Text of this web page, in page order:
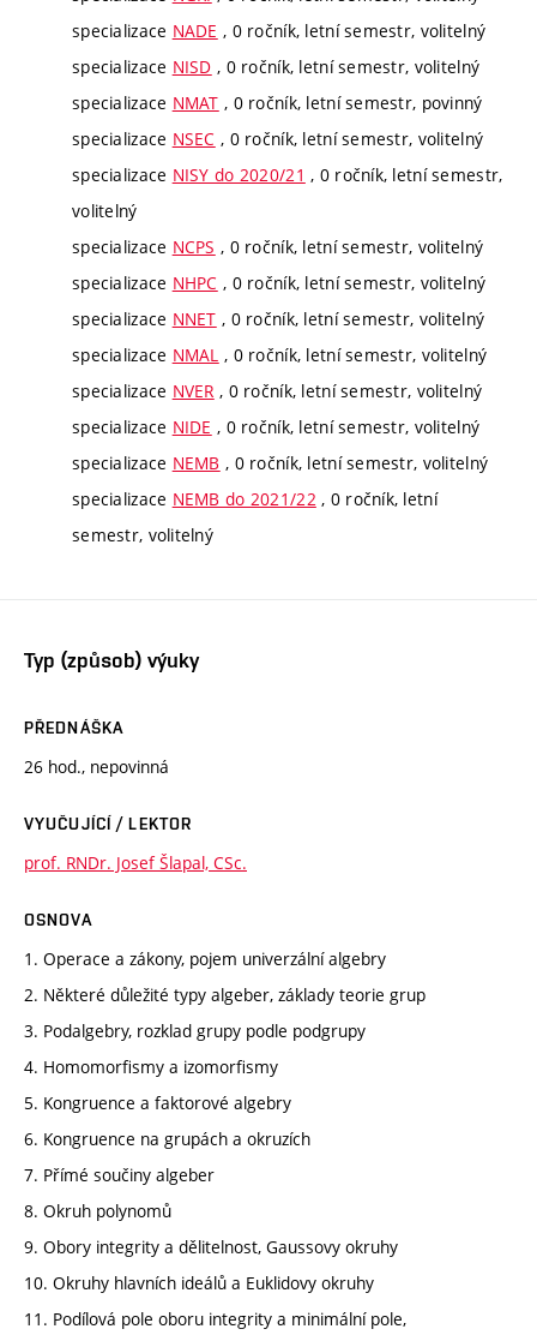
specializace NADE , 0 ročník, letní semestr, volitelný
specializace NISD , 0 ročník, letní semestr, volitelný
specializace NMAT , 0 ročník, letní semestr, povinný
specializace NSEC , 0 ročník, letní semestr, volitelný
specializace NISY do 2020/21 , 0 ročník, letní semestr,
volitelný
specializace NCPS , 0 ročník, letní semestr, volitelný
specializace NHPC , 0 ročník, letní semestr, volitelný
specializace NNET , 0 ročník, letní semestr, volitelný
specializace NMAL , 0 ročník, letní semestr, volitelný
specializace NVER , 0 ročník, letní semestr, volitelný
specializace NIDE , 0 ročník, letní semestr, volitelný
specializace NEMB , 0 ročník, letní semestr, volitelný
specializace NEMB do 2021/22, 0 ročník, letní
semestr, volitelný
Typ (způsob) výuky
PŘEDNÁŠKA
26 hod., nepovinná
VYUČUJÍCÍ / LEKTOR
prof. RNDr. Josef Šlapal, CSc.
OSNOVA
1. Operace a zákony, pojem univerzální algebry
2. Některé důležité typy algeber, základy teorie grup
3. Podalgebry, rozklad grupy podle podgrupy
4. Homomorfismy a izomorfismy
5. Kongruence a faktorové algebry
6. Kongruence na grupách a okruzích
7. Přímé součiny algeber
8. Okruh polynomů
9. Obory integrity a dělitelnost, Gaussovy okruhy
10. Okruhy hlavních ideálů a Euklidovy okruhy
11. Podílová pole oboru integrity a minimální pole,